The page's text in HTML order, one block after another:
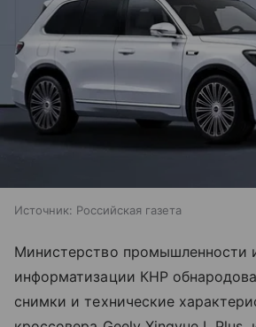
Источник: Российская газета
Министерство промышленности
информатизации КНР
снимки и технические